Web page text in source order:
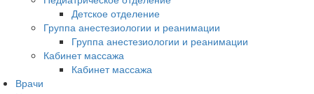
Детское отделение
Группа анестезиологии и реанимации
Группа анестезиологии и реанимации
Кабинет массажа
Кабинет массажа
Врачи